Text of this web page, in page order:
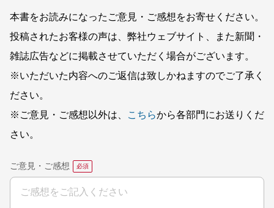
本書をお読みになったご意見・ご感想をお寄せください。
投稿されたお客様の声は、弊社ウェブサイト、また新聞・
雑誌広告などに掲載させていただく場合がございます。
※いただいた内容へのご返信は致しかねますのでご了承く
ださい。
※ご意見・ご感想以外は、
こちらから各部門にお送りくだ
さい。
ご意見・ご感想